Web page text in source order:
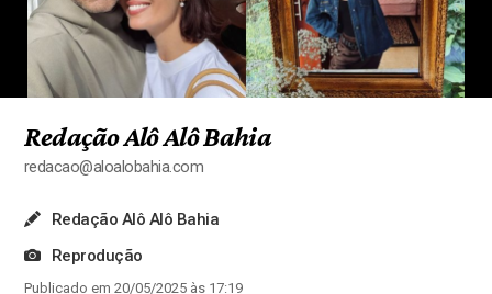
Redação Alô Alô Bahia
redacao@aloalobahia.com
Redação Alô Alô Bahia
Reprodução
Publicado em 20/05/2025 às 17:19